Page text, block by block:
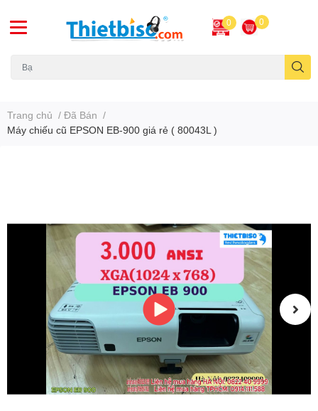
0 0
Trang chủ / Đã Bán /
Máy chiếu cũ EPSON EB-900 giá rẻ ( 80043L )